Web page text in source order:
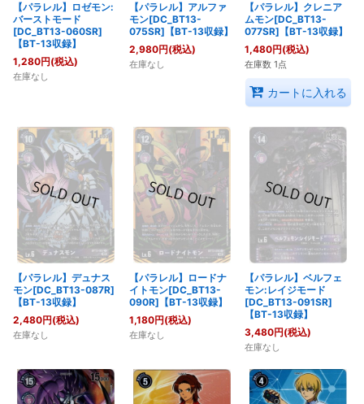
【パラレル】ロゼモン:
バーストモード
[DC_BT13-060SR]
【BT-13収録】
1,280円(税込)
在庫なし
【パラレル】アルファ
モン[DC_BT13-
075SR]【BT-13収録】
2,980円(税込)
在庫なし
【パラレル】クレニア
ムモン[DC_BT13-
077SR]【BT-13収録】
1,480円(税込)
在庫数 1点
カートに入れる
【パラレル】デュナス
モン[DC_BT13-087R]
【BT-13収録】
2,480円(税込)
在庫なし
【パラレル】ロードナ
イトモン[DC_BT13-
090R]【BT-13収録】
1,180円(税込)
在庫なし
【パラレル】ベルフェ
モン:レイジモード
[DC_BT13-091SR]
【BT-13収録】
3,480円(税込)
在庫なし